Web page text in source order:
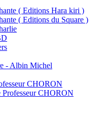
( Editions Hara kiri )
( Editions du Square )
- Albin Michel
CHORON
Professeur CHORON